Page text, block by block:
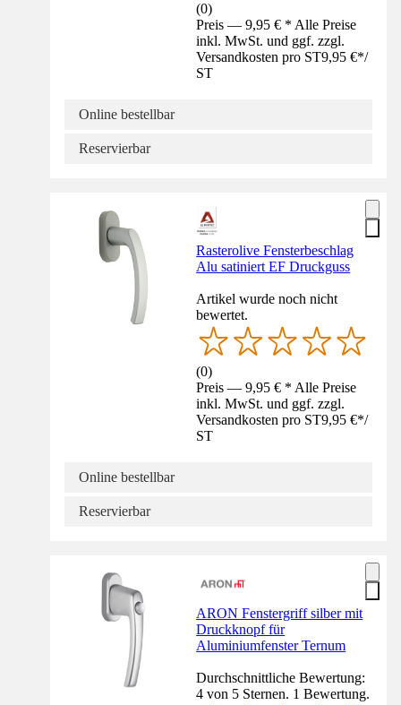
(0)
Preis — 9,95 € * Alle Preise
inkl. MwSt. und ggf. zzgl.
Versandkosten pro ST9,95 €*/
ST
Online bestellbar
Reservierbar
Rasterolive Fensterbeschlag
Alu satiniert EF Druckguss
Artikel wurde noch nicht
bewertet.
(0)
Preis — 9,95 € * Alle Preise
inkl. MwSt. und ggf. zzgl.
Versandkosten pro ST9,95 €*/
ST
Online bestellbar
Reservierbar
ARON Fenstergriff silber mit
Druckknopf für
Aluminiumfenster Ternum
Durchschnittliche Bewertung:
4 von 5 Sternen. 1 Bewertung.